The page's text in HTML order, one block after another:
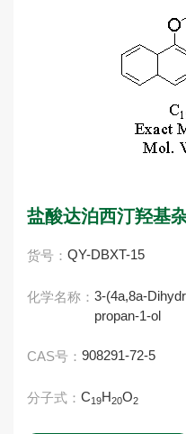
盐酸达泊西汀羟基
货号： QY-DBXT-15
化学名称： 3-(4a,8a-
propan-1-ol
CAS号： 908291-72-5
分子式： C19H20O2